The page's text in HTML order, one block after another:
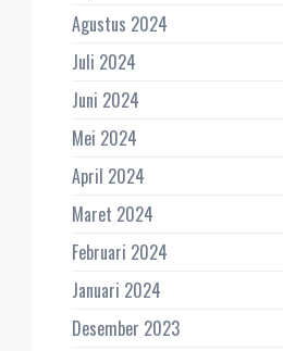
Agustus 2024
Juli 2024
Juni 2024
Mei 2024
April 2024
Maret 2024
Februari 2024
Januari 2024
Desember 2023